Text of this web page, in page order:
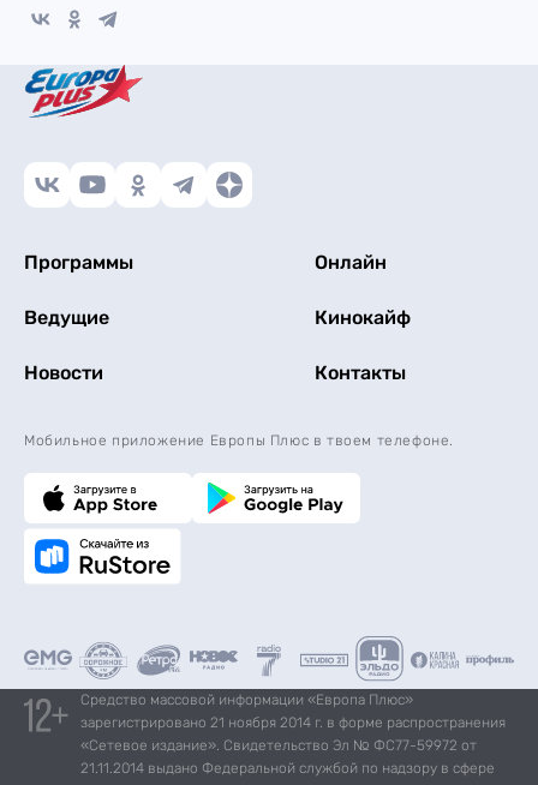
Программы Онлайн
Ведущие Кинокайф
Новости Контакты
Мобильное приложение Европы Плюс в твоем телефоне.
Средство массовой информации «Европа Плюс»
зарегистрировано 21 ноября 2014 г. в форме распространения
«Сетевое издание». Свидетельство Эл № ФС77-59972 от
21.11.2014 выдано Федеральной службой по надзору в сфере